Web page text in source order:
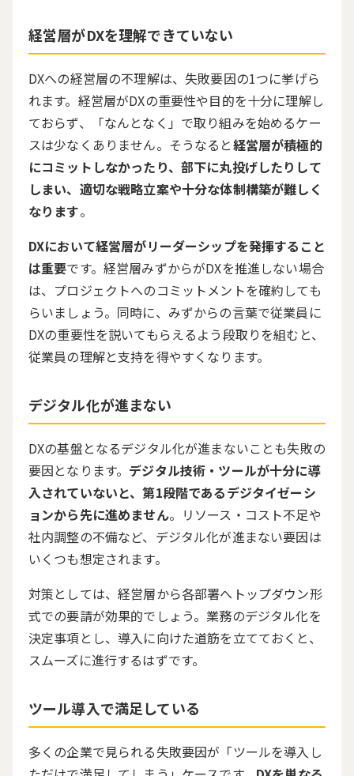
経営層がDXを理解できていない
DXへの経営層の不理解は、失敗要因の1つに挙げら
れます。経営層がDXの重要性や目的を十分に理解し
ておらず、「なんとなく」で取り組みを始めるケー
スは少なくありません。そうなると経営層が積極的
にコミットしなかったり、部下に丸投げしたりして
しまい、適切な戦略立案や十分な体制構築が難しく
なります。
DXにおいて経営層がリーダーシップを発揮すること
は重要です。経営層みずからがDXを推進しない場合
は、プロジェクトへのコミットメントを確約しても
らいましょう。同時に、みずからの言葉で従業員に
DXの重要性を説いてもらえるよう段取りを組むと、
従業員の理解と支持を得やすくなります。
デジタル化が進まない
DXの基盤となるデジタル化が進まないことも失敗の
要因となります。 デジタル技術・ツールが十分に導
入されていないと、第1段階であるデジタイゼーシ
ョンから先に進めません。リソース・コスト不足や
社内調整の不備など、デジタル化が進まない要因は
いくつも想定されます。
対策としては、経営層から各部署へトップダウン形
式での要請が効果的でしょう。業務のデジタル化を
決定事項とし、導入に向けた道筋を立てておくと、
スムーズに進行するはずです。
ツール導入で満足している
多くの企業で見られる失敗要因が「ツールを導入し